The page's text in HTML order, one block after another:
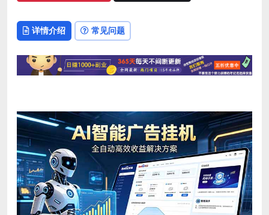
详情介绍 常见问题